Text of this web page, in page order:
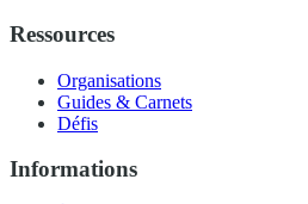
Ressources
Organisations
Guides & Carnets
Défis
Informations